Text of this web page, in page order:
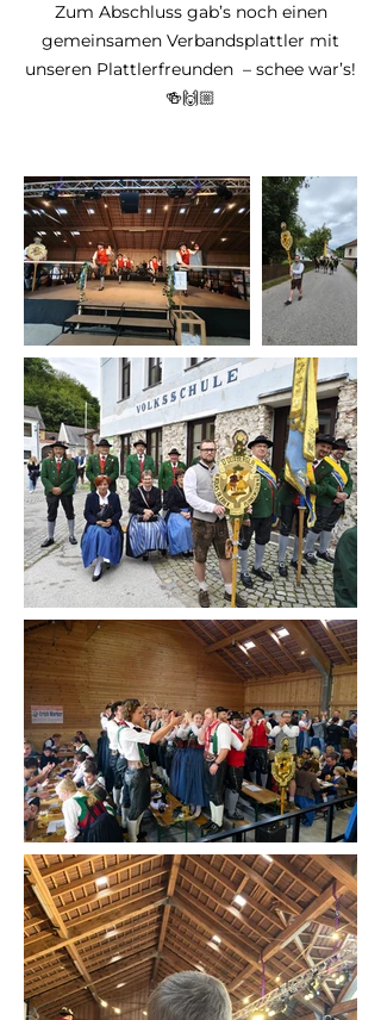
Zum Abschluss gab’s noch einen
gemeinsamen Verbandsplattler mit
unseren Plattlerfreunden – schee war’s!
🍻🙌🏼